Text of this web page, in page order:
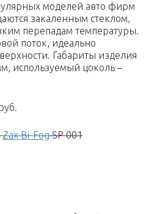
моделей авто фирм
закаленным стеклом,
перепадам температуры.
поток, идеально
Габариты изделия
используемый цоколь –
Zax Bi-FogSP 001